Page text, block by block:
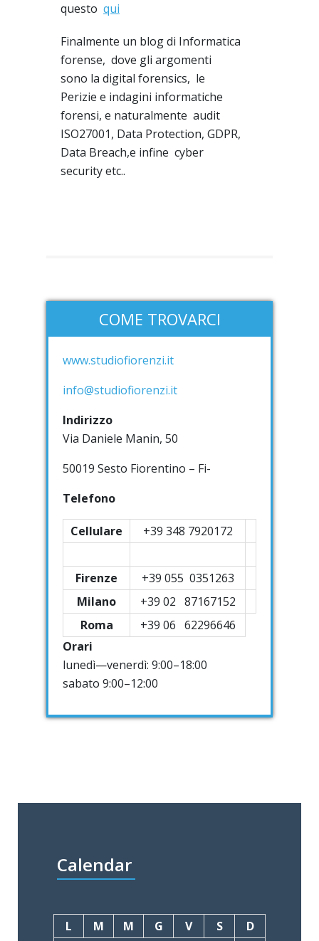
questo qui
Finalmente un blog di Informatica
forense, dove gli argomenti
sono la digital forensics, le
Perizie e indagini informatiche
forensi, e naturalmente audit
ISO27001, Data Protection, GDPR,
Data Breach,e infine cyber
security etc..
COME TROVARCI
www.studiofiorenzi.it
info@studiofiorenzi.it
Indirizzo
Via Daniele Manin, 50
50019 Sesto Fiorentino – Fi-
Telefono
Cellulare +39 348 7920172
Firenze +39 055 0351263
Milano
+39 02 87167152
Roma
+39 06 62296646
Orari
lunedì—venerdì: 9:00–18:00
sabato 9:00–12:00
Calendar
L M M G V S
D